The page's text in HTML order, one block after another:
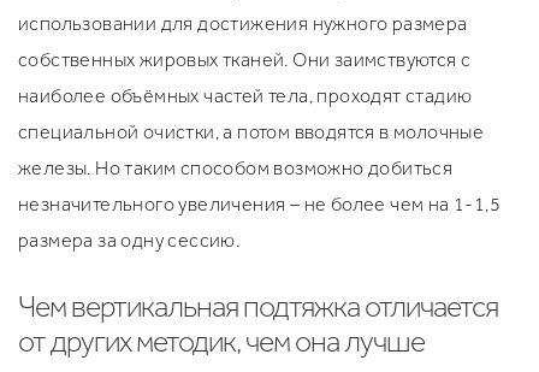
использовании для достижения нужного размера
собственных жировых тканей. Они заимствуются с
наиболее объёмных частей тела, проходят стадию
специальной очистки, а потом вводятся в молочные
железы. Но таким способом возможно добиться
незначительного увеличения – не более чем на 1-1,5
размера за одну сессию.
Чем вертикальная подтяжка отличается
от других методик, чем она лучше